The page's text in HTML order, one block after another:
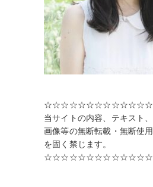
☆☆☆☆☆☆☆☆☆☆☆☆☆
当サイトの内容、テキスト、
画像等の無断転載・無断使用
を固く禁じます。
☆☆☆☆☆☆☆☆☆☆☆☆☆